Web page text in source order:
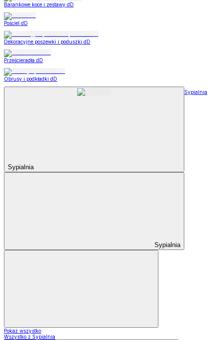
Barankowe koce i zestawy dD
Pościel dD
Dekoracyjne poszewki i poduszki dD
Prześcieradła dD
Obrusy i podkładki dD
Sypialnia
Sypialnia
Sypialnia
Pokaż wszystko
Wszystko z Sypialnia